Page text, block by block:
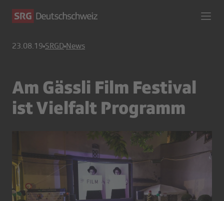
23.08.19 SRGD News
Am Gässli Film Festival
ist Vielfalt Programm